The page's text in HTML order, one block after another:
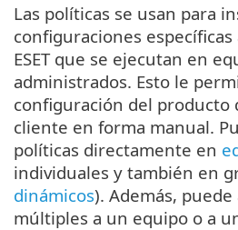
Las políticas se usan para
configuraciones
ESET que se ejecutan en
administrados. Esto le
configuración del producto
cliente en forma manual.
políticas directamente en
individuales y también en
dinámicos). Además,
múltiples a un equipo o a